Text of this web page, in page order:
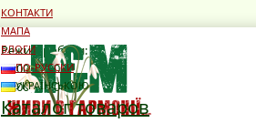
Режим роботи:
10:00 - 19:00
10:00 - 16:00
Каталог товаров
КОНТАКТИ
МАПА
БЛОГИ
ПО-РУССКИ
УКРАЇНСЬКОЮ